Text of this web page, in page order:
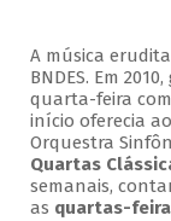
A música
BNDES. Em
quarta-feira
início oferecia
Orquestra
Quartas
semanais,
as quartas-